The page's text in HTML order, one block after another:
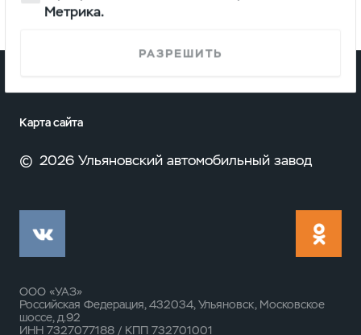
Карта сайта
© 2026 Ульяновский автомобильный завод
ООО «УАЗ»
Российская Федерация, 432034, Ульяновск, Московское
шоссе, д.92
ИНН 7327077188 / КПП 732701001
Метрика.
РАЗРЕШИТЬ